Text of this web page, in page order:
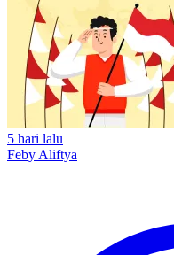
5 hari lalu
Feby Aliftya